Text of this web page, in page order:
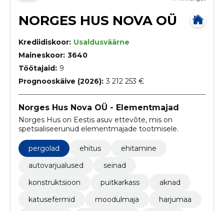
NORGES HUS NOVA OÜ
Krediidiskoor: Usaldusväärne
Maineskoor: 3640
Töötajaid: 9
Prognooskäive (2026): 3 212 253 €
Norges Hus Nova OÜ - Elementmajad
Norges Hus on Eestis asuv ettevõte, mis on
spetsialiseerunud elementmajade tootmisele.
pergolad ehitus
ehitamine
autovarjualused
seinad
konstruktsioon
puitkarkass
aknad
katusefermid
moodulmaja
harjumaa